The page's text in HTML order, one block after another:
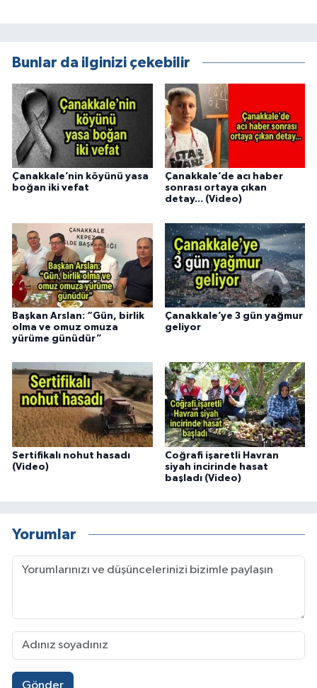
Bunlar da ilginizi çekebilir
Çanakkale’nin köyünü yasa
boğan iki vefat
Çanakkale’de acı haber
sonrası ortaya çıkan
detay... (Video)
Başkan Arslan: “Gün, birlik
olma ve omuz omuza
yürüme günüdür”
Çanakkale’ye 3 gün yağmur
geliyor
Sertifikalı nohut hasadı
(Video)
Coğrafi işaretli Havran
siyah incirinde hasat
başladı (Video)
Yorumlar